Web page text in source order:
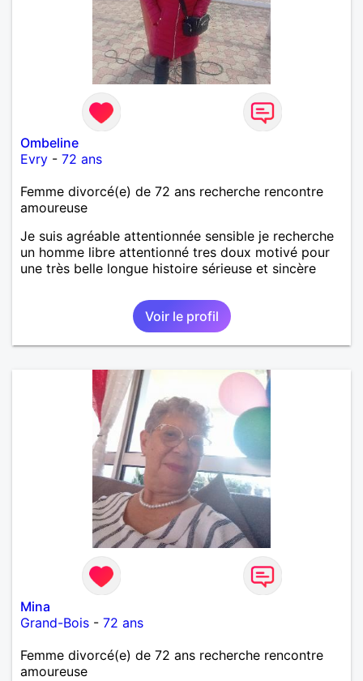
Ombeline
Evry - 72 ans
Femme divorcé(e) de 72 ans recherche rencontre
amoureuse
Je suis agréable attentionnée sensible je recherche
un homme libre attentionné tres doux motivé pour
une très belle longue histoire sérieuse et sincère
Voir le profil
Mina
Grand-Bois - 72 ans
Femme divorcé(e) de 72 ans recherche rencontre
amoureuse